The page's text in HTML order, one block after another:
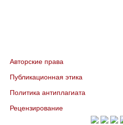
Авторские права
Публикационная этика
Политика антиплагиата
Рецензирование